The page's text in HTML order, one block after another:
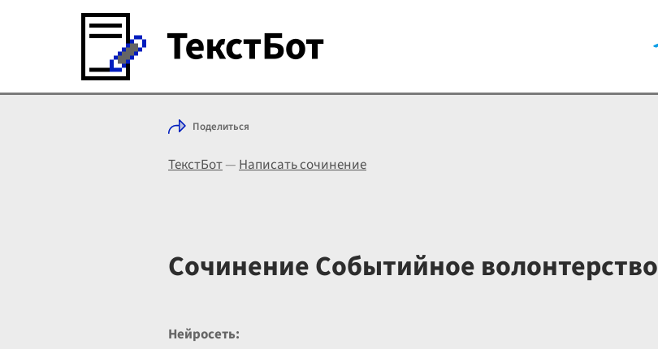
Поделиться
ТекстБот—Написать сочинение
Сочинение Событийное волонтерство
Нейросеть: